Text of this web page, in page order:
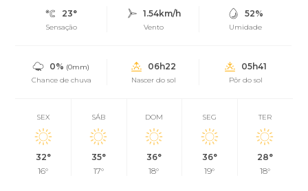
23°
Sensação
1.54km/h
Vento
52%
Umidade
0% (0mm)
Chance de chuva
06h22
Nascer do sol
05h41
Pôr do sol
SEX
32°
16°
SÁB
35°
17°
DOM
36°
18°
SEG
36°
19°
TER
28°
18°